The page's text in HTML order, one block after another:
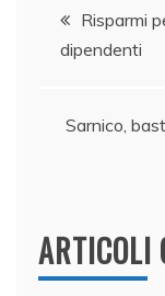
b
o
k
articoli
Risparmi
dipendenti
Sarnico,
ARTICOLI